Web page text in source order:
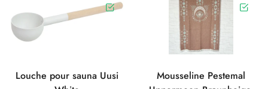
Louche pour sauna Uusi
Mousseline Pestemal